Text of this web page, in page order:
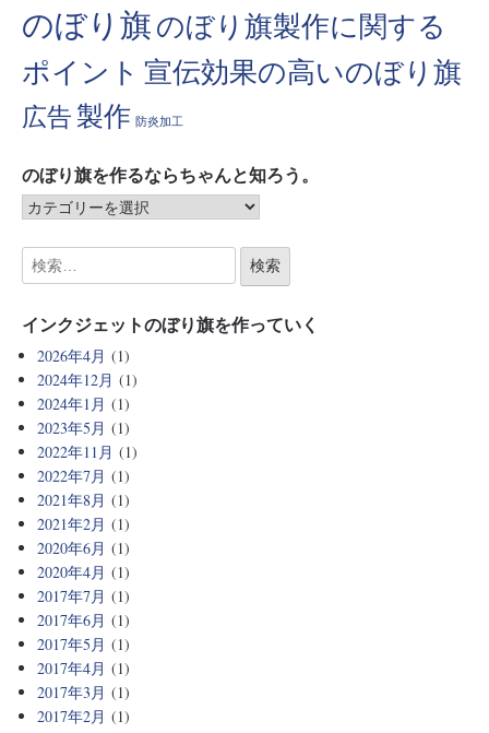
のぼり旗のぼり旗製作に関する
ポイント 宣伝効果の高いのぼり旗
広告 製作 防炎加工
のぼり旗を作るならちゃんと知ろう。
インクジェットのぼり旗を作っていく
2026年4月 (1)
2024年12月 (1)
2024年1月 (1)
2023年5月 (1)
2022年11月 (1)
2022年7月 (1)
2021年8月 (1)
2021年2月 (1)
2020年6月 (1)
2020年4月 (1)
2017年7月 (1)
2017年6月 (1)
2017年5月 (1)
2017年4月 (1)
2017年3月 (1)
2017年2月 (1)